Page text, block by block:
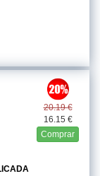
20.19 €
16.15 €
Comprar